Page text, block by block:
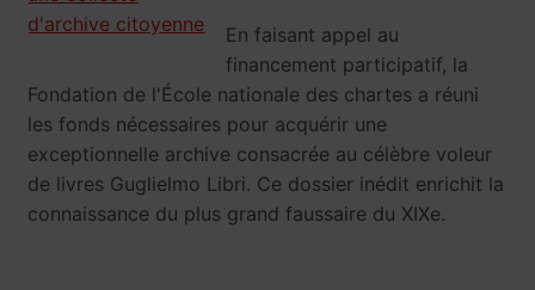
En faisant appel au
financement participatif, la
Fondation de l'École nationale des chartes a réuni
les fonds nécessaires pour acquérir une
exceptionnelle archive consacrée au célèbre voleur
de livres Guglielmo Libri. Ce dossier inédit enrichit la
connaissance du plus grand faussaire du XIXe.